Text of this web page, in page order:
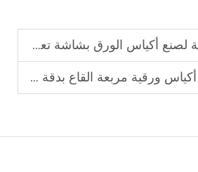
لصنع أكياس الورق بشاشة تعمل باللمس
مربعة القاع بدقة للاستخدام في تجارة التجزئة